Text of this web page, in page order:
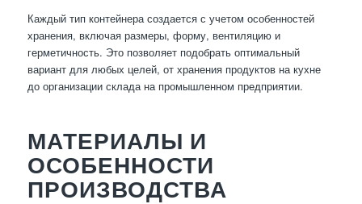
Каждый тип контейнера создается с учетом особенностей
хранения, включая размеры, форму, вентиляцию и
герметичность. Это позволяет подобрать оптимальный
вариант для любых целей, от хранения продуктов на кухне
до организации склада на промышленном предприятии.
МАТЕРИАЛЫ И
ОСОБЕННОСТИ
ПРОИЗВОДСТВА